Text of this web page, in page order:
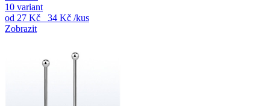
10 variant
od 27 Kč 34 Kč /kus
Zobrazit